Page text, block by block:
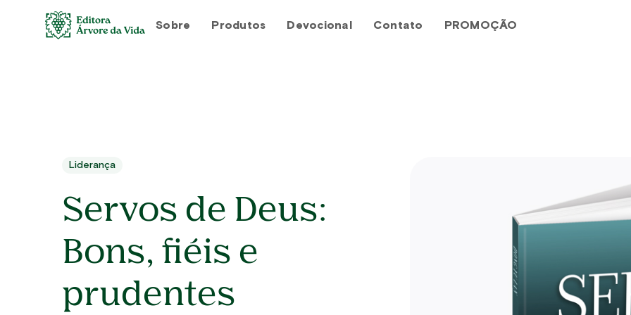
Sobre Produtos Devocional Contato PROMOÇÃO
Liderança
Servos de Deus:
Bons, fiéis e
prudentes